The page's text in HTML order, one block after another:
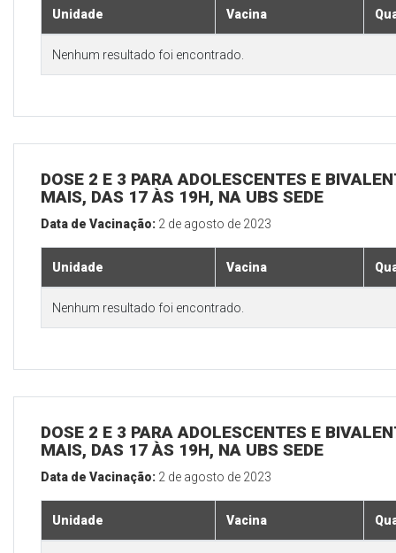
Unidade Vacina
Nenhum resultado foi encontrado.
DOSE 2 E 3 PARA ADOLESCENTES E
MAIS, DAS 17 ÀS 19H, NA UBS SEDE
Data de Vacinação: 2 de agosto de 2023
Unidade Vacina
Nenhum resultado foi encontrado.
DOSE 2 E 3 PARA ADOLESCENTES E
MAIS, DAS 17 ÀS 19H, NA UBS SEDE
Data de Vacinação: 2 de agosto de 2023
Unidade Vacina